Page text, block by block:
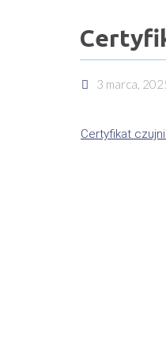
3 marca,
Certyfikat